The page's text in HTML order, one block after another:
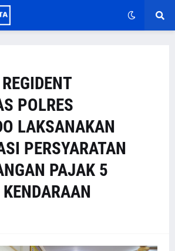
POLRES
LAKSANAKAN
PERSYARATAN
PAJAK 5